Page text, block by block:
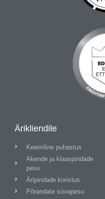
Ärikliendile
Keemiline puhastus
Akende ja klaaspindade
pesu
Äripindade koristus
Põrandate süvapesu